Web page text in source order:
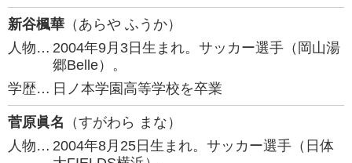
新谷楓華 （あらや ふうか）
人物… 2004年9月3日生まれ。サッカー選手（岡山湯
郷Belle）。
学歴… 日ノ本学園高等学校を卒業
菅原眞名 （すがわら まな）
人物… 2004年8月25日生まれ。サッカー選手（日体